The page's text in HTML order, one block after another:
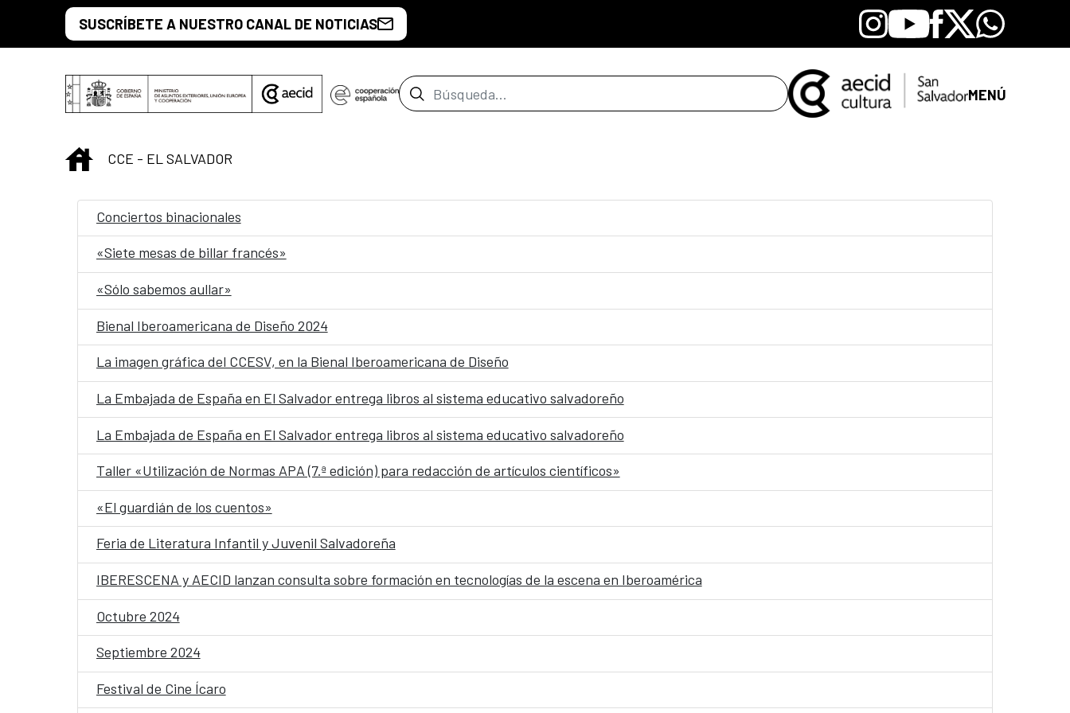
Saltar al contenido principal
SUSCRÍBETE A NUESTRO CANAL DE NOTICIAS Instagram
YoutubeFacebook
X Whatsapp
Barra de búsqueda MENÚ
INICIO
CCE - EL SALVADOR
Conciertos binacionales
«Siete mesas de billar francés»
«Sólo sabemos aullar»
Bienal Iberoamericana de Diseño 2024
La imagen gráfica del CCESV, en la Bienal Iberoamericana de Diseño
La Embajada de España en El Salvador entrega libros al sistema educativo salvadoreño
La Embajada de España en El Salvador entrega libros al sistema educativo salvadoreño
Taller «Utilización de Normas APA (7.ª edición) para redacción de artículos científicos»
«El guardián de los cuentos»
Feria de Literatura Infantil y Juvenil Salvadoreña
IBERESCENA y AECID lanzan consulta sobre formación en tecnologías de la escena en Iberoamérica
Octubre 2024
Septiembre 2024
Festival de Cine Ícaro